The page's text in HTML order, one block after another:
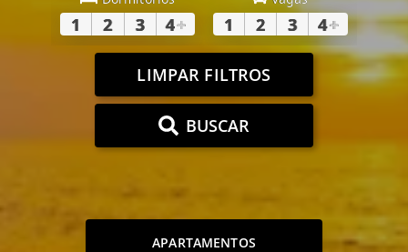
1 2 3 4+ 1 2 3 4+
LIMPAR FILTROS
BUSCAR
APARTAMENTOS